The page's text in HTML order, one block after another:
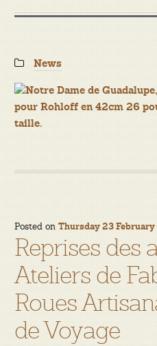
Categories:
News
Posted on Thursday 23
Reprises des
Ateliers de
Roues
de Voyage